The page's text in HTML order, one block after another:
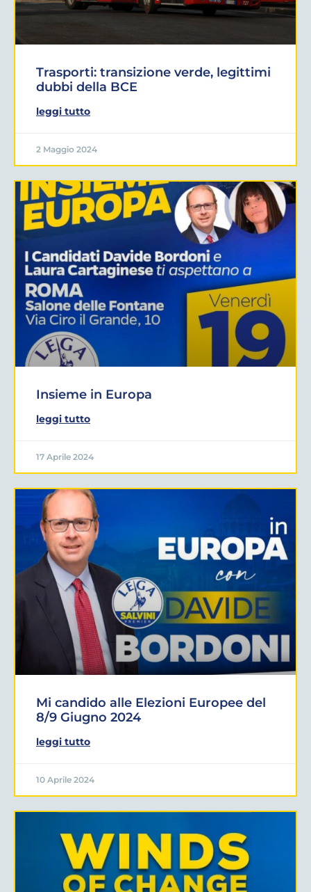
Trasporti: transizione verde, legittimi
dubbi della BCE
leggi tutto
2 Maggio 2024
Insieme in Europa
leggi tutto
17 Aprile 2024
Mi candido alle Elezioni Europee del
8/9 Giugno 2024
leggi tutto
10 Aprile 2024